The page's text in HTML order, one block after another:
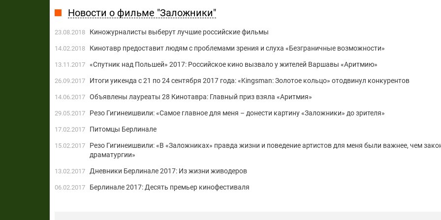
Новости о фильме "Заложники"
23.08.2018 Киножурналисты выберут лучшие российские фильмы
14.02.2018 Кинотавр предоставит людям с проблемами зрения и слуха «Безграничные возможности»
13.11.2017 «Спутник над Польшей» 2017: Российское кино вызвало у жителей Варшавы «Аритмию»
26.09.2017 Итоги уикенда с 21 по 24 сентября 2017 года: «Kingsman: Золотое кольцо» отодвинул конкурентов
14.06.2017 Объявлены лауреаты 28 Кинотавра: Главный приз взяла «Аритмия»
29.05.2017 Резо Гигинеишвили: «Самое главное для меня – донести картину «Заложники» до зрителя»
17.02.2017 Питомцы Берлинале
15.02.2017
Резо Гигинеишвили: «В «Заложниках» правда жизни и поведение артистов для меня были важнее, чем
драматургии»
13.02.2017 Дневники Берлинале 2017: Из жизни живодеров
06.02.2017 Берлинале 2017: Десять премьер кинофестиваля